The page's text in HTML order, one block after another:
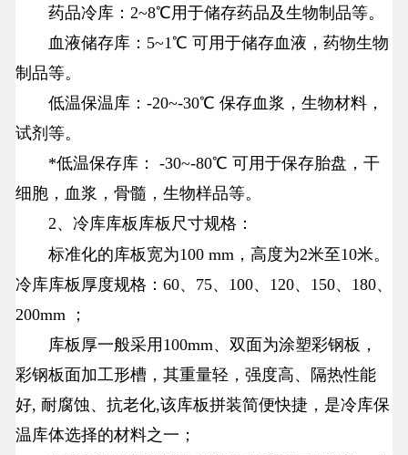
药品冷库：2~8℃用于储存药品及生物制品等。
血液储存库：5~1℃ 可用于储存血液，药物生物
制品等。
低温保温库：-20~-30℃ 保存血浆，生物材料，
试剂等。
*低温保存库： -30~-80℃ 可用于保存胎盘，干
细胞，血浆，骨髓，生物样品等。
2、 冷库库板库板尺寸规格：
标准化的库板宽为100 mm，高度为2米至10米。
冷库库板厚度规格：60、75、100、120、150、180、
200mm ；
库板厚一般采用100mm、双面为涂塑彩钢板，
彩钢板面加工形槽，其重量轻，强度高、隔热性能
好, 耐腐蚀、抗老化,该库板拼装简便快捷，是冷库保
温库体选择的材料之一；